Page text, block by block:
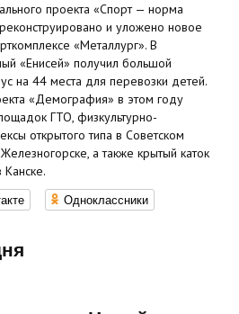
проекта «Спорт — норма
и уложено новое
«Металлург». В
«Енисей» получил большой
на 44 места для перевозки детей.
«Демография» в этом году
ГТО, физкультурно-
открытого типа в Советском
а также крытый каток
Канске.
Одноклассники